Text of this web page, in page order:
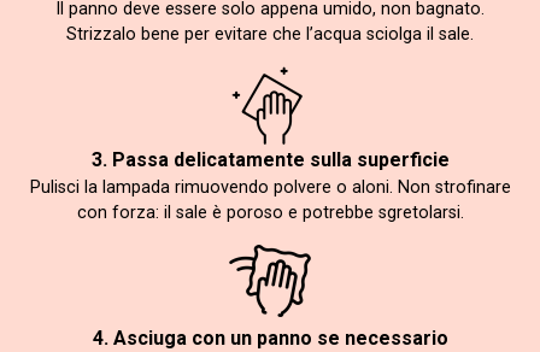
Il panno deve essere solo appena umido, non bagnato.
Strizzalo bene per evitare che l’acqua sciolga il sale.
3. Passa delicatamente sulla superficie
Pulisci la lampada rimuovendo polvere o aloni. Non strofinare
con forza: il sale è poroso e potrebbe sgretolarsi.
4. Asciuga con un panno se necessario